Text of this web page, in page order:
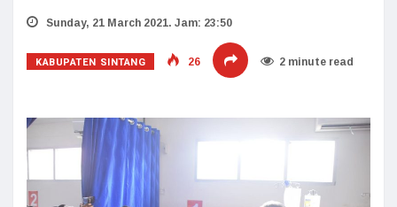
Sunday, 21 March 2021. Jam: 23:50
KABUPATEN SINTANG 26 2 minute read